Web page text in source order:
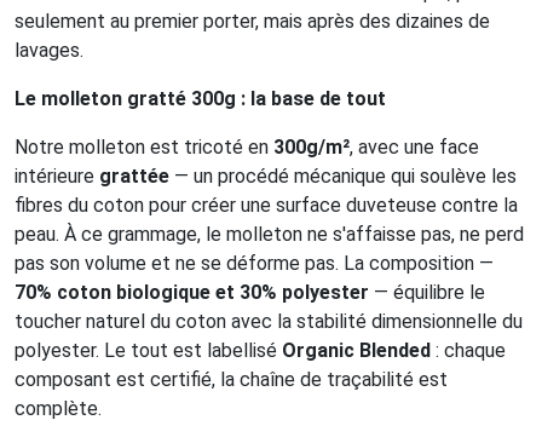
seulement au premier porter, mais après des dizaines de
lavages.
Le molleton gratté 300g : la base de tout
Notre molleton est tricoté en 300g/m², avec une face
intérieure grattée — un procédé mécanique qui soulève les
fibres du coton pour créer une surface duveteuse contre la
peau. À ce grammage, le molleton ne s'affaisse pas, ne perd
pas son volume et ne se déforme pas. La composition —
70% coton biologique et 30% polyester — équilibre le
toucher naturel du coton avec la stabilité dimensionnelle du
polyester. Le tout est labellisé Organic Blended : chaque
composant est certifié, la chaîne de traçabilité est
complète.